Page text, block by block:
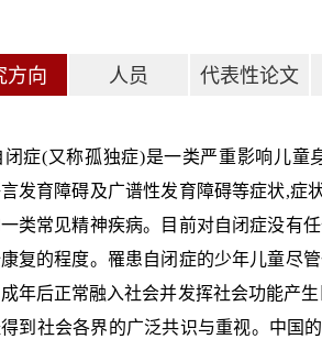
方向 人员 代表性论文
闭症(又称孤独症)是一类严重影响儿童
发育障碍及广谱性发育障碍等症状,症
类常见精神疾病。目前对自闭症没有
复的程度。罹患自闭症的少年儿童尽
年后正常融入社会并发挥社会功能产
到社会各界的广泛共识与重视。中国